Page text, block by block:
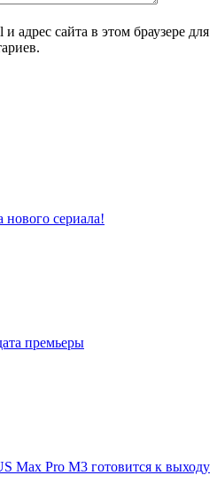
адрес сайта в этом браузере для
сериала!
премьеры
Max Pro M3 готовится к выходу